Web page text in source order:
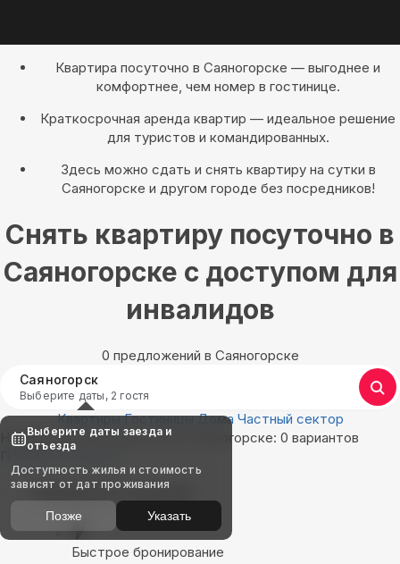
Квартира посуточно в Саяногорске — выгоднее и
комфортнее, чем номер в гостинице.
Краткосрочная аренда квартир — идеальное решение
для туристов и командированных.
Здесь можно сдать и снять квартиру на сутки в
Саяногорске и другом городе без посредников!
Снять квартиру посуточно в
Саяногорске с доступом для
инвалидов
0 предложений в Саяногорске
Саяногорск
Выберите даты, 2 гостя
Квартиры Гостиницы Дома Частный сектор
Найдём, где остановиться в Саяногорске: 0 вариантов
Показать на карте
Выбирайте лучшее
Быстрое бронирование
Выберите даты заезда и
отъезда
Доступность жилья и стоимость
зависят от дат проживания
Позже Указать